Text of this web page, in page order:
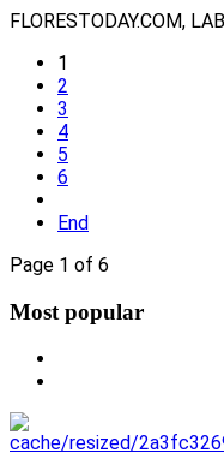
FLORESTODAY.COM,
1
2
3
4
5
6
End
Page 1 of 6
Most popular